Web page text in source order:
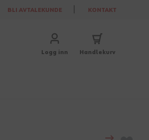
BLI AVTALEKUNDE KONTAKT
Logg inn Handlekurv